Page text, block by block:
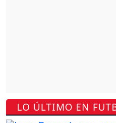
LO ÚLTIMO EN